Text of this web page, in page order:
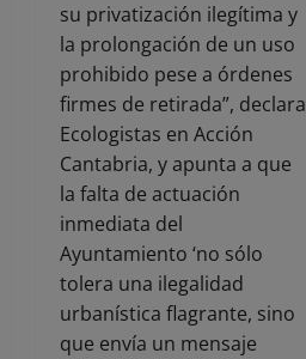
su privatización ilegítima y
la prolongación de un uso
prohibido pese a órdenes
firmes de retirada”, declara
Ecologistas en Acción
Cantabria, y apunta a que
la falta de actuación
inmediata del
Ayuntamiento ‘no sólo
tolera una ilegalidad
urbanística flagrante, sino
que envía un mensaje